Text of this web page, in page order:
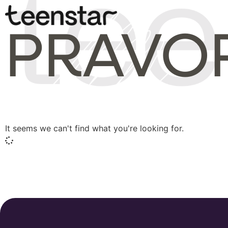
It seems we can't find what you're looking for.